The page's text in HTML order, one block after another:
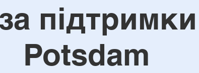
Potsdam